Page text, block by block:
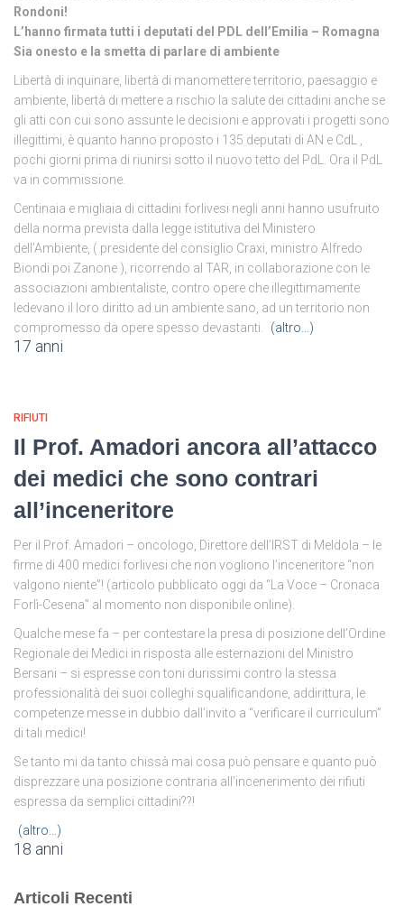
Rondoni!
L’hanno firmata tutti i deputati del PDL dell’Emilia – Romagna
Sia onesto e la smetta di parlare di ambiente
Libertà di inquinare, libertà di manomettere territorio, paesaggio e
ambiente, libertà di mettere a rischio la salute dei cittadini anche se
gli atti con cui sono assunte le decisioni e approvati i progetti sono
illegittimi, è quanto hanno proposto i 135 deputati di AN e CdL ,
pochi giorni prima di riunirsi sotto il nuovo tetto del PdL. Ora il PdL
va in commissione.
Centinaia e migliaia di cittadini forlivesi negli anni hanno usufruito
della norma prevista dalla legge istitutiva del Ministero
dell’Ambiente, ( presidente del consiglio Craxi, ministro Alfredo
Biondi poi Zanone ), ricorrendo al TAR, in collaborazione con le
associazioni ambientaliste, contro opere che illegittimamente
ledevano il loro diritto ad un ambiente sano, ad un territorio non
compromesso da opere spesso devastanti.
(altro…)
17 anni
RIFIUTI
Il Prof. Amadori ancora all’attacco
dei medici che sono contrari
all’inceneritore
Per il Prof. Amadori – oncologo, Direttore dell’IRST di Meldola – le
firme di 400 medici forlivesi che non vogliono l’inceneritore “non
valgono niente”! (articolo pubblicato oggi da “La Voce – Cronaca
Forlì-Cesena” al momento non disponibile online).
Qualche mese fa – per contestare la presa di posizione dell’Ordine
Regionale dei Medici in risposta alle esternazioni del Ministro
Bersani – si espresse con toni durissimi contro la stessa
professionalità dei suoi colleghi squalificandone, addirittura, le
competenze messe in dubbio dall’invito a “verificare il curriculum”
di tali medici!
Se tanto mi da tanto chissà mai cosa può pensare e quanto può
disprezzare una posizione contraria all’incenerimento dei rifiuti
espressa da semplici cittadini??!
(altro…)
18 anni
Articoli Recenti